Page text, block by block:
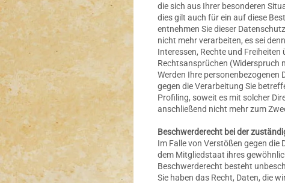
die sich aus Ihrer besonderen
dies gilt auch für ein auf diese
entnehmen Sie dieser
nicht mehr verarbeiten, es sei
Interessen, Rechte und
Rechtsansprüchen (Widerspruch
Werden Ihre personenbezogenen
gegen die Verarbeitung Sie
Profiling, soweit es mit solcher
anschließend nicht mehr zum
Beschwerderecht bei der
Im Falle von Verstößen gegen die
dem Mitgliedstaat ihres
Beschwerderecht besteht
Sie haben das Recht, Daten, die